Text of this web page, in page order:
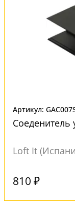
Артикул:
Соеденитель
Loft It
810 ₽